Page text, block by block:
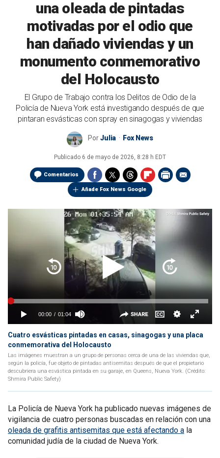
una oleada de pintadas
motivadas por el odio que
han dañado viviendas y un
monumento conmemorativo
del Holocausto
El Grupo de Trabajo contra los Delitos de Odio de la
Policía de Nueva York está investigando después de que
pintaran esvásticas con spray en sinagogas y viviendas
PorJulia Fox News
Publicado 6 de mayo de 2026, 8:28 h EDT
Comentarios
Añade Fox News Google
Cuatro esvásticas pintadas en casas, sinagogas y una placa
conmemorativa del Holocausto
Las imágenes muestran a un grupo de personas cerca de una de las viviendas que,
según la policía, fue objeto de pintadas antisemitas después de que el propietario
descubriera una esvástica pintada en su garaje, en Queens, Nueva York. (Crédito:
Shmira Public Safety)
La Policía de Nueva York ha publicado nuevas imágenes de
vigilancia de cuatro personas buscadas en relación con una
oleada de grafitis antisemitas que está afectando a la
comunidad judía de la ciudad de Nueva York.